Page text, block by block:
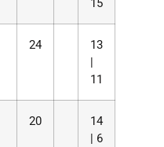
15
24
13
|
11
20
14
| 6